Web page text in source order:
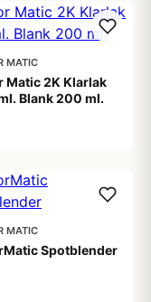
MATIC
Matic 2K Klarlak
Blank 200 ml.
MATIC
Spotblender